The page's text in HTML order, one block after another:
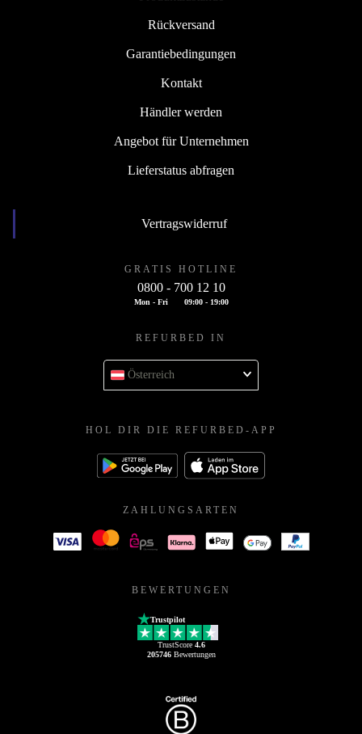
Rückversand
Garantiebedingungen
Kontakt
Händler werden
Angebot für Unternehmen
Lieferstatus abfragen
Vertragswiderruf
GRATIS HOTLINE
0800 - 700 12 10
Mon - Fri 09:00 - 19:00
REFURBED IN
Österreich
HOL DIR DIE REFURBED-APP
ZAHLUNGSARTEN
BEWERTUNGEN
Trustpilot
TrustScore 4.6
205746Bewertungen